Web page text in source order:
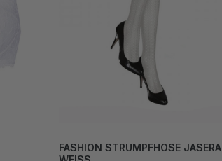
FASHION STRUMPFHOSE JASERA